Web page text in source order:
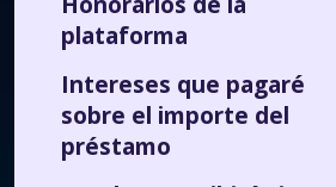
plataforma
Intereses que pagaré
sobre el importe del
préstamo